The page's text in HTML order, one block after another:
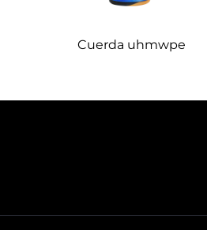
Cuerda uhmwpe